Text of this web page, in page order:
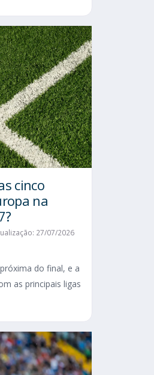
cinco
na
27/07/2026
do final, e a
as principais ligas